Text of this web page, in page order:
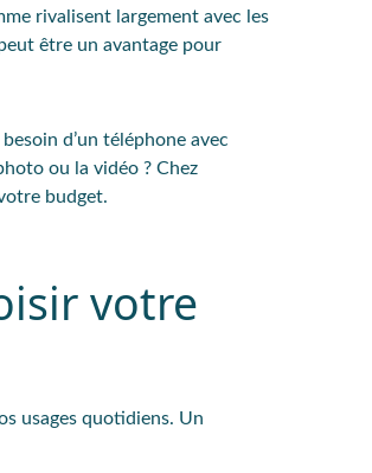
rivalisent largement avec les
être un avantage pour
d’un téléphone avec
ou la vidéo ? Chez
budget.
votre
usages quotidiens. Un